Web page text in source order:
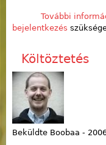
További
bejelentkezés
Költöztetés
Beküldte Boobaa -